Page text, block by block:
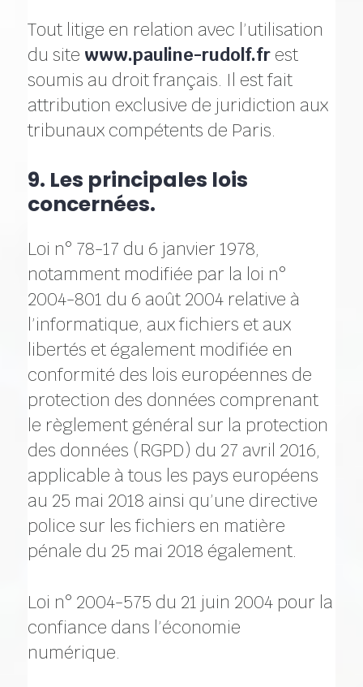
Tout litige en relation avec l’utilisation
du site www.pauline-rudolf.fr est
soumis au droit français. Il est fait
attribution exclusive de juridiction aux
tribunaux compétents de Paris.
9. Les principales lois
concernées.
Loi n° 78-17 du 6 janvier 1978,
notamment modifiée par la loi n°
2004-801 du 6 août 2004 relative à
l’informatique, aux fichiers et aux
libertés et également modifiée en
conformité des lois européennes de
protection des données comprenant
le règlement général sur la protection
des données (RGPD) du 27 avril 2016,
applicable à tous les pays européens
au 25 mai 2018 ainsi qu’une directive
police sur les fichiers en matière
pénale du 25 mai 2018 également.
Loi n° 2004-575 du 21 juin 2004 pour la
confiance dans l’économie
numérique.